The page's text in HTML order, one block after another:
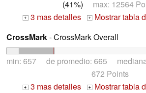
(41%) max: 12564
+ 3 mas detalles +
Mostrar tabla
CrossMark- CrossMark Overall
min: 657 de promedio: 665
672 Points
+ 3 mas detalles +
Mostrar tabla